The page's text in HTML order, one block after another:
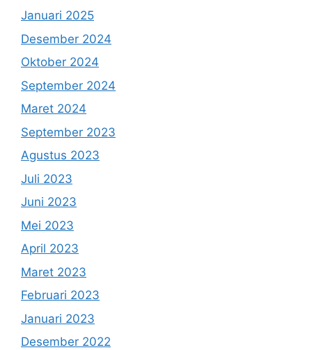
Januari 2025
Desember 2024
Oktober 2024
September 2024
Maret 2024
September 2023
Agustus 2023
Juli 2023
Juni 2023
Mei 2023
April 2023
Maret 2023
Februari 2023
Januari 2023
Desember 2022